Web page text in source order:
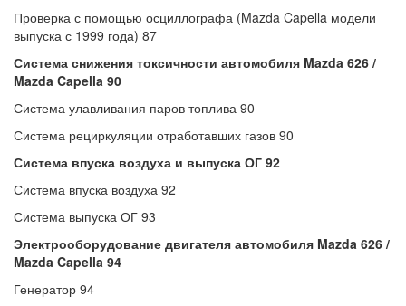
Проверка с помощью осциллографа (Mazda Capella модели
выпуска с 1999 года) 87
Система снижения токсичности автомобиля Mazda 626 /
Mazda Capella 90
Система улавливания паров топлива 90
Система рециркуляции отработавших газов 90
Система впуска воздуха и выпуска ОГ 92
Система впуска воздуха 92
Система выпуска ОГ 93
Электрооборудование двигателя автомобиля Mazda 626 /
Mazda Capella 94
Генератор 94